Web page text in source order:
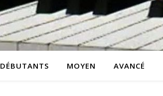
DÉBUTANTS MOYEN AVANCÉ